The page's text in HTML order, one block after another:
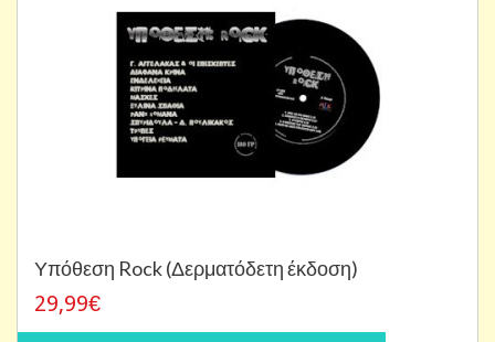
Υπόθεση Rock (Δερματόδετη έκδοση)
29,99€